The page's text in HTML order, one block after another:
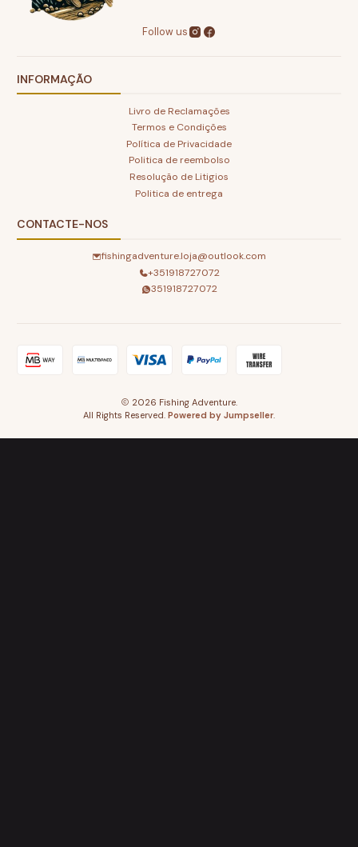
Follow us
INFORMAÇÃO
Livro de Reclamações
Termos e Condições
Política de Privacidade
Politica de reembolso
Resolução de Litigios
Politica de entrega
CONTACTE-NOS
fishingadventure.loja@outlook.com
+351918727072
351918727072
2026 Fishing Adventure.
All Rights Reserved. Powered by Jumpseller.